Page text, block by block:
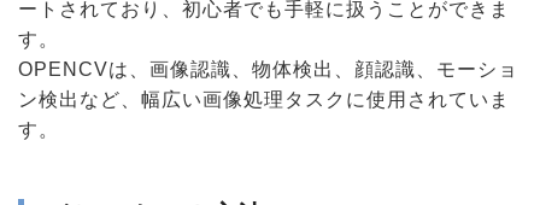
ートされており、初心者でも手軽に扱うことができま
す。
OPENCVは、画像認識、物体検出、顔認識、モーショ
ン検出など、幅広い画像処理タスクに使用されていま
す。